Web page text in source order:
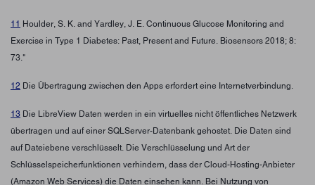
11 Houlder, S. K. and Yardley, J. E. Continuous Glucose Monitoring and
Exercise in Type 1 Diabetes: Past, Present and Future. Biosensors 2018; 8:
73."
12 Die Übertragung zwischen den Apps erfordert eine Internetverbindung.
13 Die LibreView Daten werden in ein virtuelles nicht öffentliches Netzwerk
übertragen und auf einer SQLServer-Datenbank gehostet. Die Daten sind
auf Dateiebene verschlüsselt. Die Verschlüsselung und Art der
Schlüsselspeicherfunktionen verhindern, dass der Cloud-Hosting-Anbieter
(Amazon Web Services) die Daten einsehen kann. Bei Nutzung von